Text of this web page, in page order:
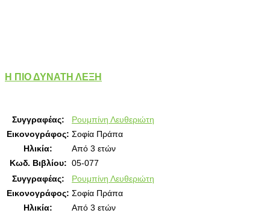
Η ΠΙΟ ΔΥΝΑΤΗ ΛΕΞΗ
Συγγραφέας:
Ρουμπίνη Λευθεριώτη
Εικονογράφος: Σοφία Πράπα
Ηλικία:
Από 3 ετών
Κωδ. Βιβλίου: 05-077
Συγγραφέας:
Ρουμπίνη Λευθεριώτη
Εικονογράφος: Σοφία Πράπα
Ηλικία:
Από 3 ετών